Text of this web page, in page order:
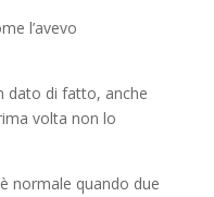
l’avevo
dato di fatto, anche
volta non lo
normale quando due